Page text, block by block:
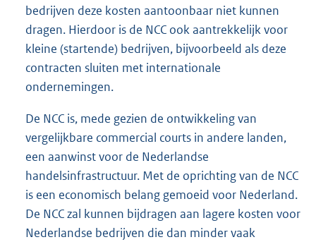
bedrijven deze kosten aantoonbaar niet kunnen
dragen. Hierdoor is de NCC ook aantrekkelijk voor
kleine (startende) bedrijven, bijvoorbeeld als deze
contracten sluiten met internationale
ondernemingen.
De NCC is, mede gezien de ontwikkeling van
vergelijkbare commercial courts in andere landen,
een aanwinst voor de Nederlandse
handelsinfrastructuur. Met de oprichting van de NCC
is een economisch belang gemoeid voor Nederland.
De NCC zal kunnen bijdragen aan lagere kosten voor
Nederlandse bedrijven die dan minder vaak